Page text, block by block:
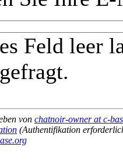
Feld leer
von chatnoir-owner at c-
(Authentifikation